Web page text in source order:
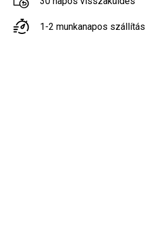
1-2 munkanapos szállítás